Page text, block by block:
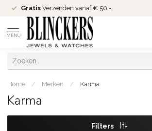
Gratis Verzenden vanaf € 50,-
MENU
Home / Merken / Karma
Karma
Filters